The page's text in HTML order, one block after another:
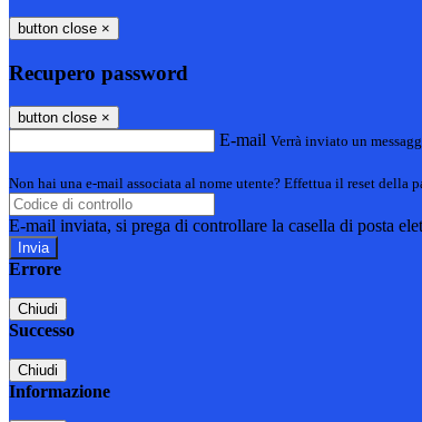
button close ×
Recupero password
button close ×
E-mail Verrà inviato un
Non hai una e-mail associata al nome utente? Effettua il reset della
E-mail inviata, si prega di controllare la casella di posta
Errore
Chiudi
Successo
Chiudi
Informazione